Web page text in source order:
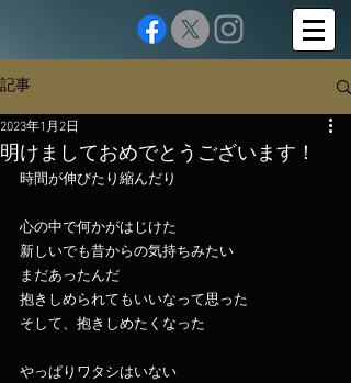
記事
明けましておめでとうございます！
2023年1月2日
時間が伸びたり縮んだり
心の中で何かがはじけた
新しいでも昔からの気持ちみたい
まだあったんだ
抱きしめられてもいいなって思った
そして、抱きしめたくなった
やっぱりワタシはいない